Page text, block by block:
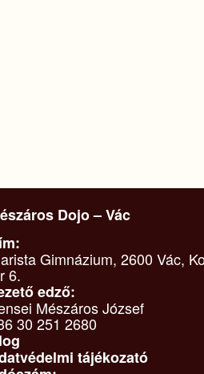
Dojo – Vác
Gimnázium, 2600 Vác,
6.
edző:
Mészáros József
30 251 2680
tájékozató